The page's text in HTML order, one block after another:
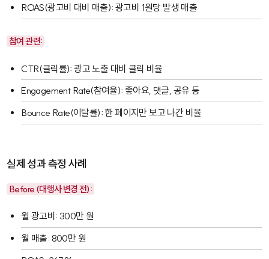
ROAS(광고비 대비 매출): 광고비 1원당 발생 매출
참여 관련:
CTR(클릭률): 광고 노출 대비 클릭 비율
Engagement Rate(참여율): 좋아요, 댓글, 공유 등
Bounce Rate(이탈률): 한 페이지만 보고 나간 비율
실제 성과 측정 사례
Before (대행사 변경 전):
월 광고비: 300만 원
월 매출: 800만 원